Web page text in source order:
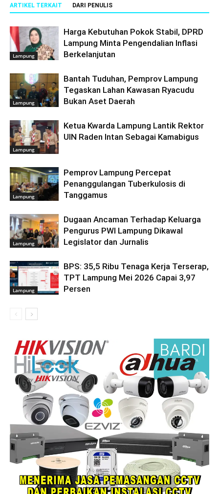
ARTIKEL TERKAIT DARI PENULIS
Lampung
Harga Kebutuhan Pokok Stabil, DPRD
Lampung Minta Pengendalian Inflasi
Berkelanjutan
Lampung
Bantah Tuduhan, Pemprov Lampung
Tegaskan Lahan Kawasan Ryacudu
Bukan Aset Daerah
Lampung
Ketua Kwarda Lampung Lantik Rektor
UIN Raden Intan Sebagai Kamabigus
Lampung
Pemprov Lampung Percepat
Penanggulangan Tuberkulosis di
Tanggamus
Lampung
Dugaan Ancaman Terhadap Keluarga
Pengurus PWI Lampung Dikawal
Legislator dan Jurnalis
Lampung
BPS: 35,5 Ribu Tenaga Kerja Terserap,
TPT Lampung Mei 2026 Capai 3,97
Persen